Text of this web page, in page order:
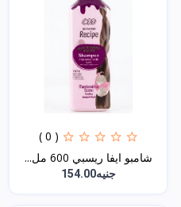
( 0 )
شامبو ايفا ريسبي 600 مل...
جنيه154.00